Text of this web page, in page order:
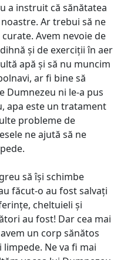
a instruit că sănătatea
Ar trebui să ne
Avem nevoie de
și de exerciții în aer
apă și să nu muncim
ar fi bine să
Dumnezeu ni le-a pus
apa este un tratament
probleme de
ne ajută să ne
să își schimbe
făcut-o au fost salvați
cheltuieli și
au fost! Dar cea mai
un corp sănătos
Ne va fi mai